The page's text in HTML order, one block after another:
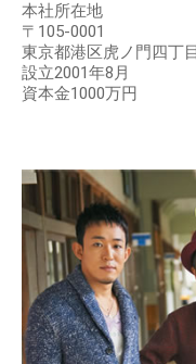
本社所在地
〒105-0001
東京都港区虎ノ門四丁
設立2001年8月
資本金1000万円